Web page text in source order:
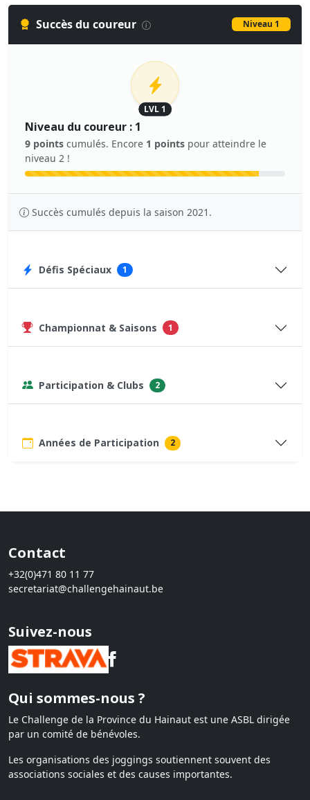
Succès du coureur Niveau 1
LVL 1
Niveau du coureur : 1
9 points cumulés. Encore 1 points pour atteindre le
niveau 2 !
Succès cumulés depuis la saison 2021.
Défis Spéciaux 1
Championnat & Saisons 1
Participation & Clubs 2
Années de Participation 2
Contact
+32(0)471 80 11 77
secretariat@challengehainaut.be
Suivez-nous
Qui sommes-nous ?
Le Challenge de la Province du Hainaut est une ASBL dirigée
par un comité de bénévoles.
Les organisations des joggings soutiennent souvent des
associations sociales et des causes importantes.